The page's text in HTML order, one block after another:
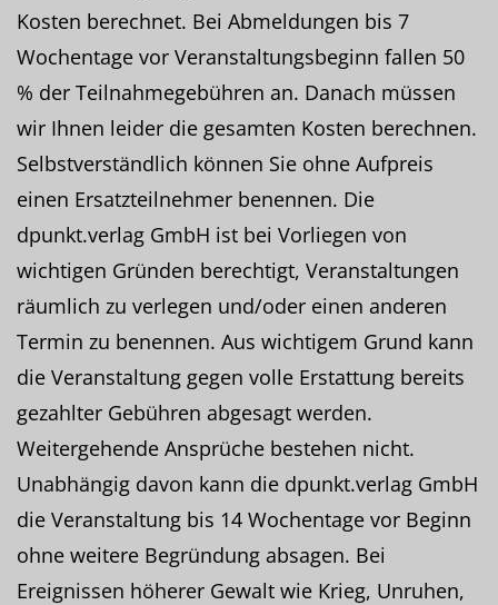
Kosten berechnet. Bei Abmeldungen bis 7
Wochentage vor Veranstaltungsbeginn fallen 50
% der Teilnahmegebühren an. Danach müssen
wir Ihnen leider die gesamten Kosten berechnen.
Selbstverständlich können Sie ohne Aufpreis
einen Ersatzteilnehmer benennen. Die
dpunkt.verlag GmbH ist bei Vorliegen von
wichtigen Gründen berechtigt, Veranstaltungen
räumlich zu verlegen und/oder einen anderen
Termin zu benennen. Aus wichtigem Grund kann
die Veranstaltung gegen volle Erstattung bereits
gezahlter Gebühren abgesagt werden.
Weitergehende Ansprüche bestehen nicht.
Unabhängig davon kann die dpunkt.verlag GmbH
die Veranstaltung bis 14 Wochentage vor Beginn
ohne weitere Begründung absagen. Bei
Ereignissen höherer Gewalt wie Krieg, Unruhen,